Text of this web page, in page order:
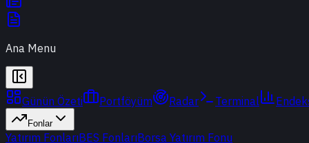
Ana Menu
Günün Özeti Portföyüm Radar Terminal
Fonlar
Yatırım FonlarıBES FonlarıBorsa Yatırım Fonu